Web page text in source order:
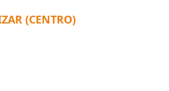
(CENTRO)